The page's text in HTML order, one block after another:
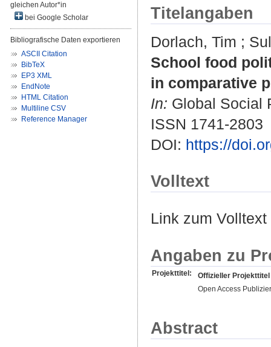
gleichen Autor*in
bei Google Scholar
Bibliografische Daten exportieren
ASCII Citation
BibTeX
EP3 XML
EndNote
HTML Citation
Multiline CSV
Reference Manager
Titelangaben
Dorlach, Tim ;
School food
in comparative
In: Global Social
ISSN 1741-2803
DOI: https://
Volltext
Link zum
Angaben zu
Projekttitel:
Offizieller Projekttitel
Open Access
Abstract